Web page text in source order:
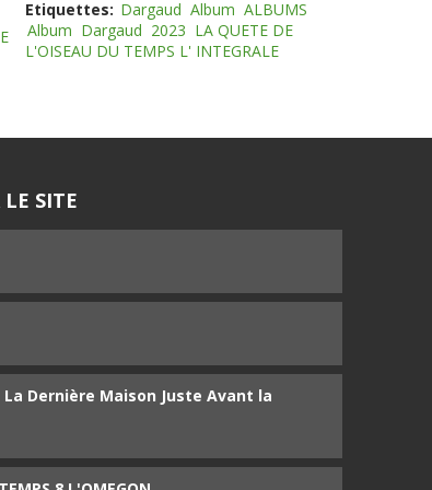
Etiquettes: Dargaud Album ALBUMS
Album Dargaud 2023 LA QUETE DE
L'OISEAU DU TEMPS L' INTEGRALE
LE SITE
- La Dernière Maison Juste Avant la